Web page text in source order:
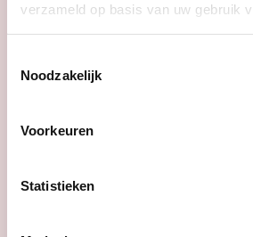
verzameld op basis van uw gebruik
Noodzakelijk
Voorkeuren
Statistieken
Tijd
do: 23:00 - 03:00